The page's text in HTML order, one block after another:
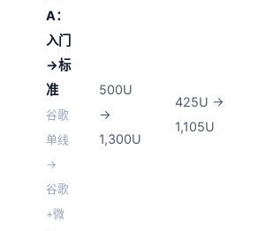
A：
入门
→标
准
谷歌
单线
→
谷歌
+微
500U
→
1,300U
425U →
1,105U